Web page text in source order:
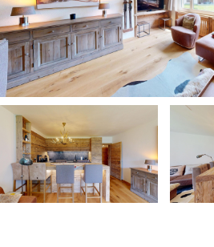
been beautifully renovated, with
clean and very comfortable,
here again and highly
St Moritz.
anzeigen
22
Moritz